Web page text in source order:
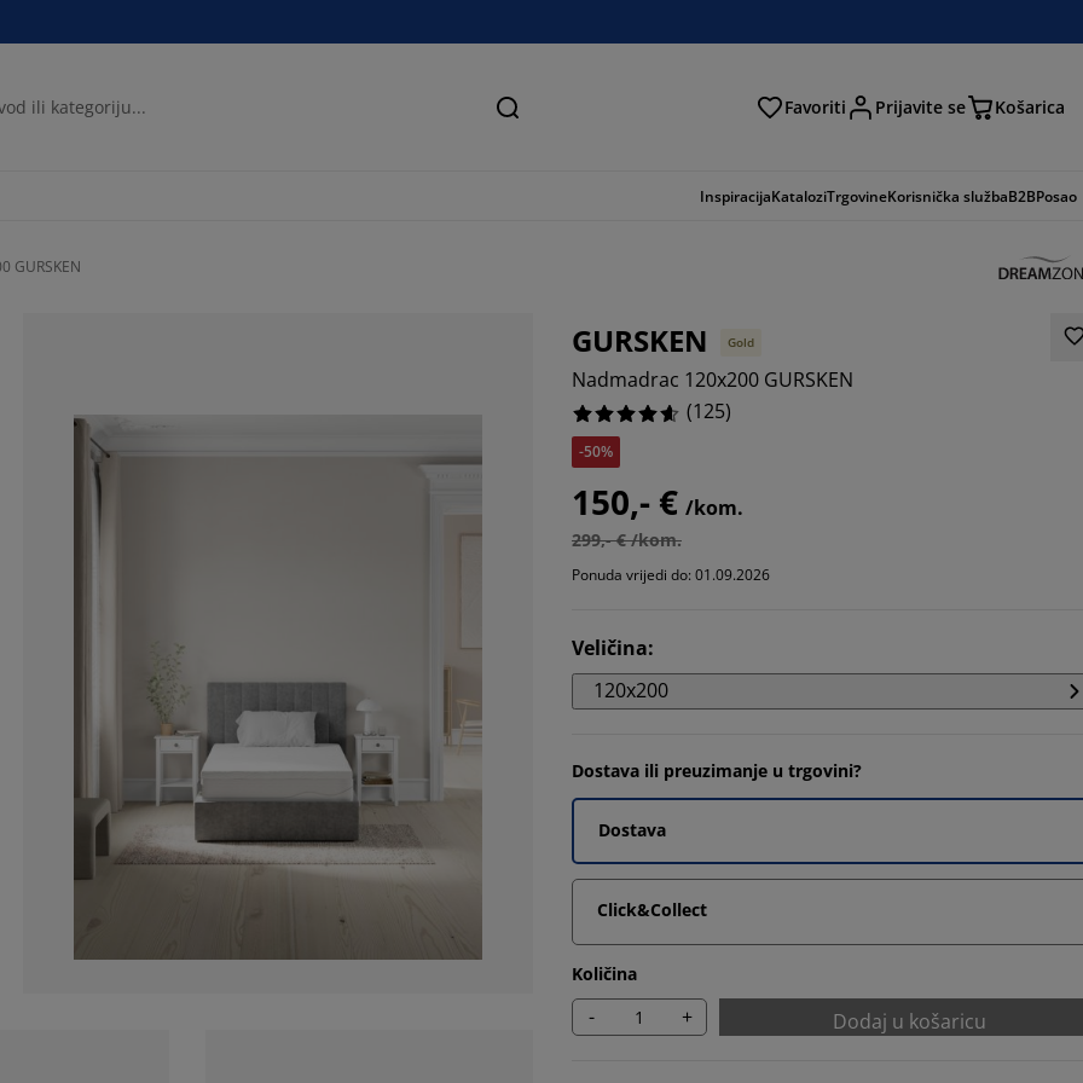
Pretraga Favoriti Prijavite se Košarica
InspiracijaKataloziTrgovineKorisnička službaB2BPosao
GURSKEN
GURSKEN Gold
Nadmadrac 120x200 GURSKEN
(125)
-50%
150,- € /kom.
299,- € /kom.
Ponuda vrijedi do: 01.09.2026
Veličina:
120x200
Dostava ili preuzimanje u trgovini?
Dostava
Click&Collect
Količina
- + Dodaj u košaricu
80.80000000000001%
5.6000000000000005%